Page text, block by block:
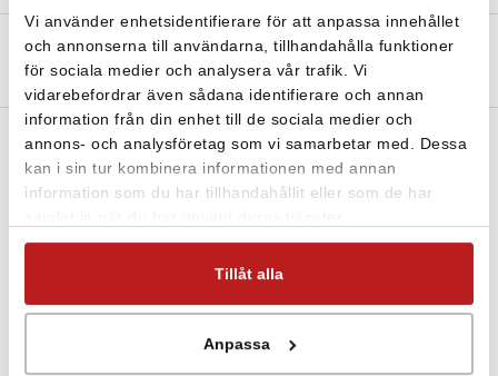
Vi använder enhetsidentifierare för att anpassa innehållet
och annonserna till användarna, tillhandahålla funktioner
för sociala medier och analysera vår trafik. Vi
vidarebefordrar även sådana identifierare och annan
information från din enhet till de sociala medier och
annons- och analysföretag som vi samarbetar med. Dessa
kan i sin tur kombinera informationen med annan
information som du har tillhandahållit eller som de har
Tillåt alla
Anpassa
Teknisk specifikation
Digital givare för mätning av temperatur och relativ
luftfuktighet. Passar till Comet Nätverkslogger Q-8xxx.
Utan kabel men går även att få med kabel.